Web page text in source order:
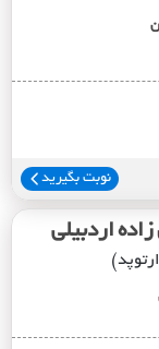
نوبت بگیرید
اردبیلی